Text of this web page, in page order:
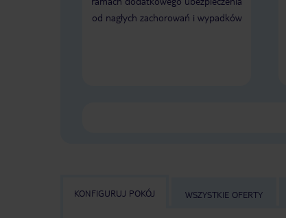
od nagłych zachorowań i wypadków
KONFIGURUJ POKÓJ WSZYSTKIE OFERTY